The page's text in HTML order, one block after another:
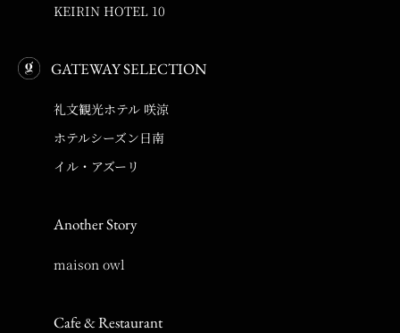
KEIRIN HOTEL 10
GATEWAY SELECTION
礼文観光ホテル 咲涼
ホテルシーズン日南
イル・アズーリ
Another Story
maison owl
Cafe & Restaurant